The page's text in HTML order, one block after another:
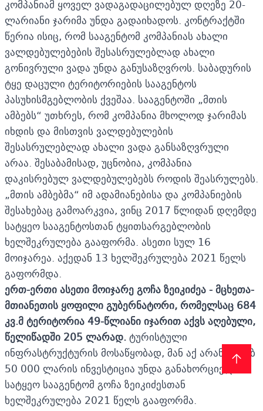
კომპანიამ ყოველ ვადაგადაცილებულ დღეზე 20-
ლარიანი ჯარიმა უნდა გადაიხადოს. კონტრაქტში
წერია ისიც, რომ სააგენტომ კომპანიას ახალი
ვალდებულებების შესასრულებლად ახალი
გონივრული ვადა უნდა განუსაზღვროს. საბადურის
ტყე დაცული ტერიტორიების სააგენტოს
პასუხისმგებლობის ქვეშაა. სააგენტოში „მთის
ამბებს“ უთხრეს, რომ კომპანია მხოლოდ ჯარიმას
იხდის და მისთვის ვალდებულების
შესასრულებლად ახალი ვადა განსაზღვრული
არაა. შესაბამისად, უცნობია, კომპანია
დაკისრებულ ვალდებულებებს როდის შეასრულებს.
„მთის ამბებმა“ იმ ადამიანებისა და კომპანიების
შესახებაც გამოარკვია, ვინც 2017 წლიდან დღემდე
სატყეო სააგენტოსთან ტყითსარგებლობის
ხელშეკრულება გააფორმა. ასეთი სულ 16
მოიჯარეა. აქედან 13 ხელშეკრულება 2021 წელს
გაფორმდა.
ერთ-ერთი ასეთი მოიჯარე გოჩა ზეიკიძეა - მცხეთა-
მთიანეთის ყოფილი გუბერნატორი, რომელსაც 684
კვ.მ ტერიტორია 49-წლიანი იჯარით აქვს აღებული,
წელიწადში 205 ლარად.ტურისტული
ინფრასტრუქტურის მოსაწყობად, მან აქ არანაკლებ
50 000 ლარის ინვესტიცია უნდა განახორციელოს.
სატყეო სააგენტომ გოჩა ზეიკიძესთან
ხელშეკრულება 2021 წელს გააფორმა.